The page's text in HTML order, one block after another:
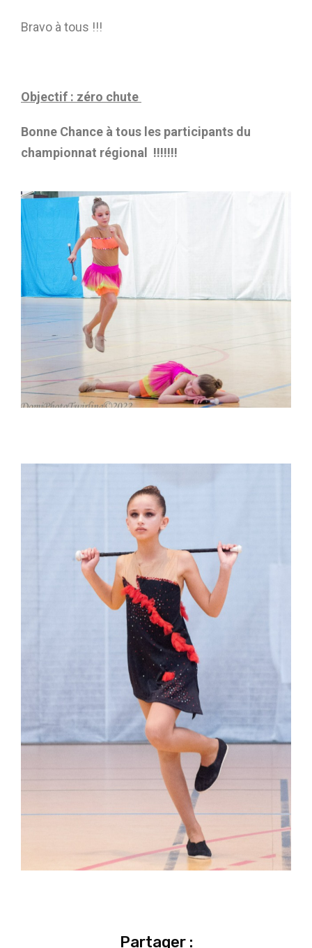
Bravo à tous !!!
Objectif : zéro chute
Bonne Chance à tous les participants du
championnat régional !!!!!!!
Partager :